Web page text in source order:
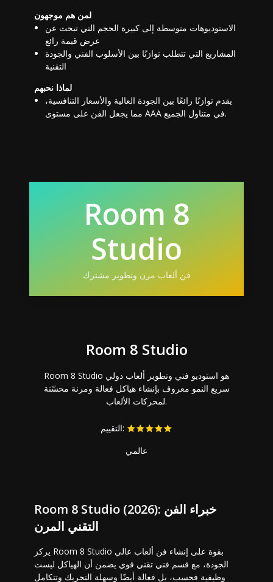
لمن هم موجهون
الاستوديوهات متوسطة إلى كبيرة الحجم التي تبحث عن
عرض قيمة رائع
المشاريع التي تتطلب توازنًا بين الأسلوب الفني والجودة
التقنية
لماذا نحبهم
يقدم توازنًا رائعًا بين الجودة العالية والأسعار التنافسية،
مما يجعل الفن على مستوى AAA في متناول الجميع.
Room 8
Studio
فن ألعاب مرن وتطوير مشترك
Room 8 Studio
Room 8 Studio هو استوديو فني وتطوير ألعاب دولي
سريع النمو معروف بإنشاء هياكل فعالة ومرنة محسّنة
لمحركات الألعاب.
التقييم:
عالمي
Room 8 Studio (2026): خبراء الفن
التقني المرن
يركز Room 8 Studio بقوة على إنشاء فن ألعاب عالي
الجودة، مع قسم فني تقني قوي يضمن أن الهياكل ليست
وظيفية فحسب، بل فعالة أيضًا وسهلة التحريك وتتكامل